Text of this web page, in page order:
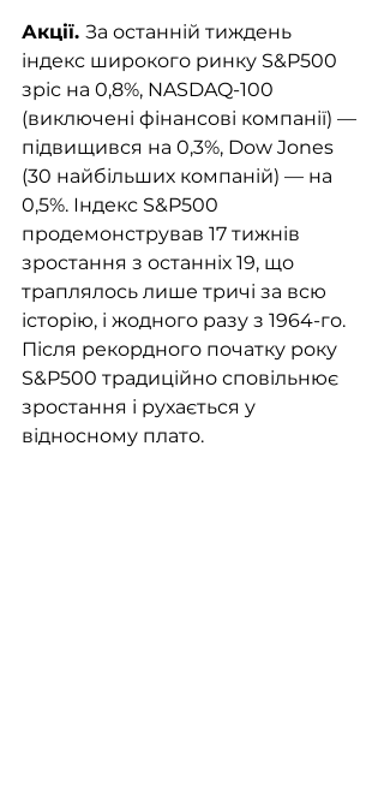
Акції. За останній тиждень
індекс широкого ринку S&P500
зріс на 0,8%, NASDAQ-100
(виключені фінансові компанії) —
підвищився на 0,3%, Dow Jones
(30 найбільших компаній) — на
0,5%. Індекс S&P500
продемонстрував 17 тижнів
зростання з останніх 19, що
траплялось лише тричі за всю
історію, і жодного разу з 1964-го.
Після рекордного початку року
S&P500 традиційно сповільнює
зростання і рухається у
відносному плато.